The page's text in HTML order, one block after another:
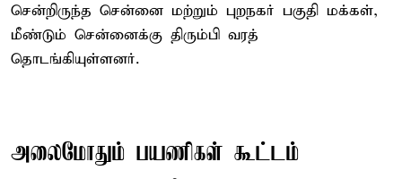
சென்றிருந்த சென்னை மற்றும் புறநகர் பகுதி மக்கள்,
மீண்டும் சென்னைக்கு திரும்பி வரத்
தொடங்கியுள்ளனர்.
அலைமோதும் பயணிகள் கூட்டம்